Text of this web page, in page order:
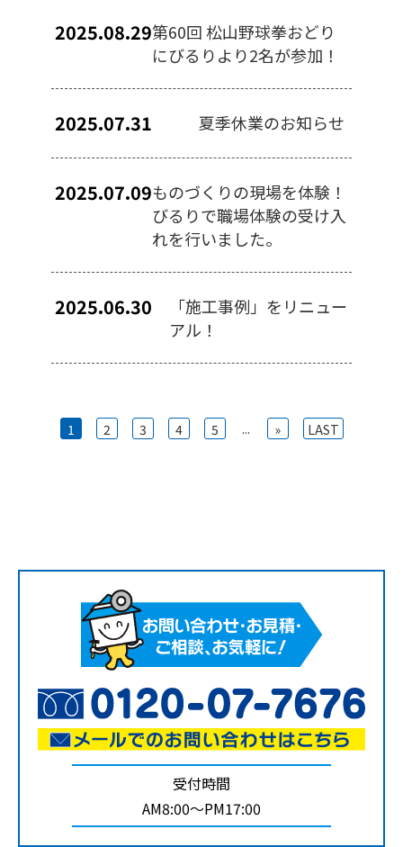
2025.08.29第60回 松山野球拳おどり
にびるりより2名が参加！
2025.07.31 夏季休業のお知らせ
2025.07.09ものづくりの現場を体験！
びるりで職場体験の受け入
れを行いました。
2025.06.30
「施工事例」をリニュー
アル！
1 2 3 4 5 ... » LAST
受付時間
AM8:00～PM17:00